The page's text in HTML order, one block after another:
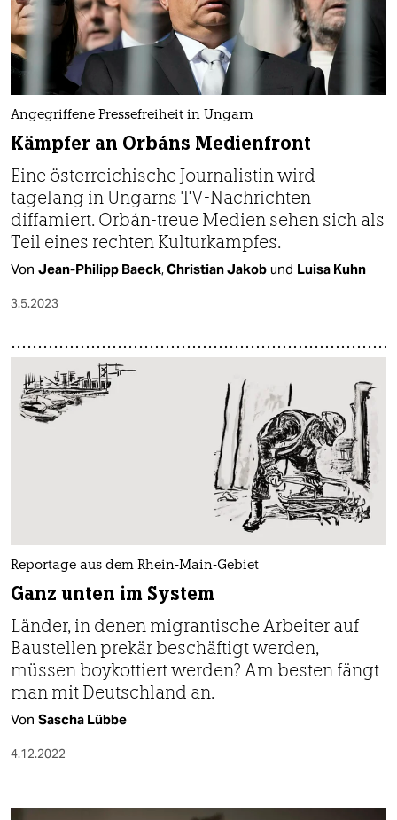
Angegriffene Pressefreiheit in Ungarn
Kämpfer an Orbáns Medienfront
Eine österreichische Journalistin wird
tagelang in Ungarns TV-Nachrichten
diffamiert. Orbán-treue Medien sehen sich als
Teil eines rechten Kulturkampfes.
Von Jean-Philipp Baeck,Christian Jakob und Luisa Kuhn
3.5.2023
Reportage aus dem Rhein-Main-Gebiet
Ganz unten im System
Länder, in denen migrantische Arbeiter auf
Baustellen prekär beschäftigt werden,
müssen boykottiert werden? Am besten fängt
man mit Deutschland an.
Von Sascha Lübbe
4.12.2022